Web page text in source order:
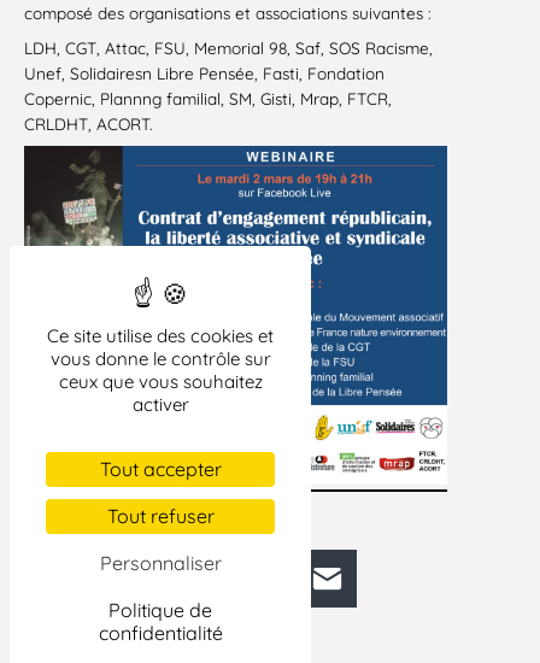
Ce site utilise des cookies et
vous donne le contrôle sur
ceux que vous souhaitez
activer
Tout accepter
Tout refuser
Personnaliser
Politique de
confidentialité
composé des organisations et associations suivantes :
LDH, CGT, Attac, FSU, Memorial 98, Saf, SOS Racisme,
Unef, Solidairesn Libre Pensée, Fasti, Fondation
Copernic, Plannng familial, SM, Gisti, Mrap, FTCR,
CRLDHT, ACORT.
Facebook
BlueskyMastodonLinkedIn